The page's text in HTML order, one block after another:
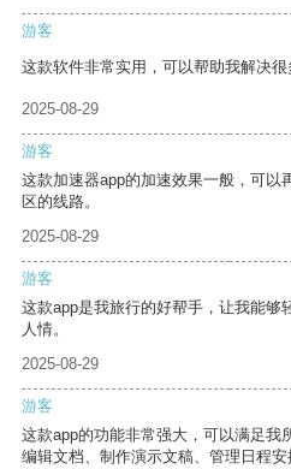
游客
这款软件非常实用，可以帮助我解决很
2025-08-29
游客
这款加速器app的加速效果一般，可以
区的线路。
2025-08-29
游客
这款app是我旅行的好帮手，让我能够
人情。
2025-08-29
游客
这款app的功能非常强大，可以满足我
编辑文档、制作演示文稿、管理日程安